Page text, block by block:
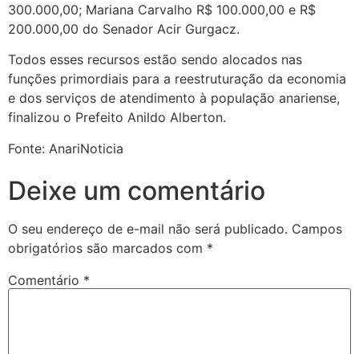
300.000,00; Mariana Carvalho R$ 100.000,00 e R$
200.000,00 do Senador Acir Gurgacz.
Todos esses recursos estão sendo alocados nas
funções primordiais para a reestruturação da economia
e dos serviços de atendimento à população anariense,
finalizou o Prefeito Anildo Alberton.
Fonte: AnariNoticia
Deixe um comentário
O seu endereço de e-mail não será publicado. Campos
obrigatórios são marcados com *
Comentário *